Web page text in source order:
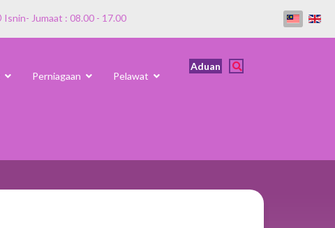
Isnin- Jumaat : 08.00 - 17.00
Perniagaan Pelawat
Aduan